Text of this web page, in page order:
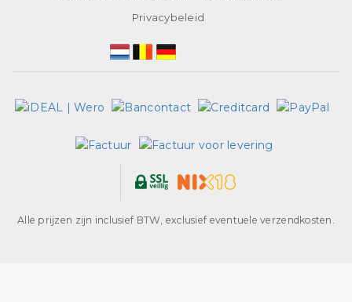
Privacybeleid
Alle prijzen zijn inclusief BTW, exclusief eventuele verzendkosten.